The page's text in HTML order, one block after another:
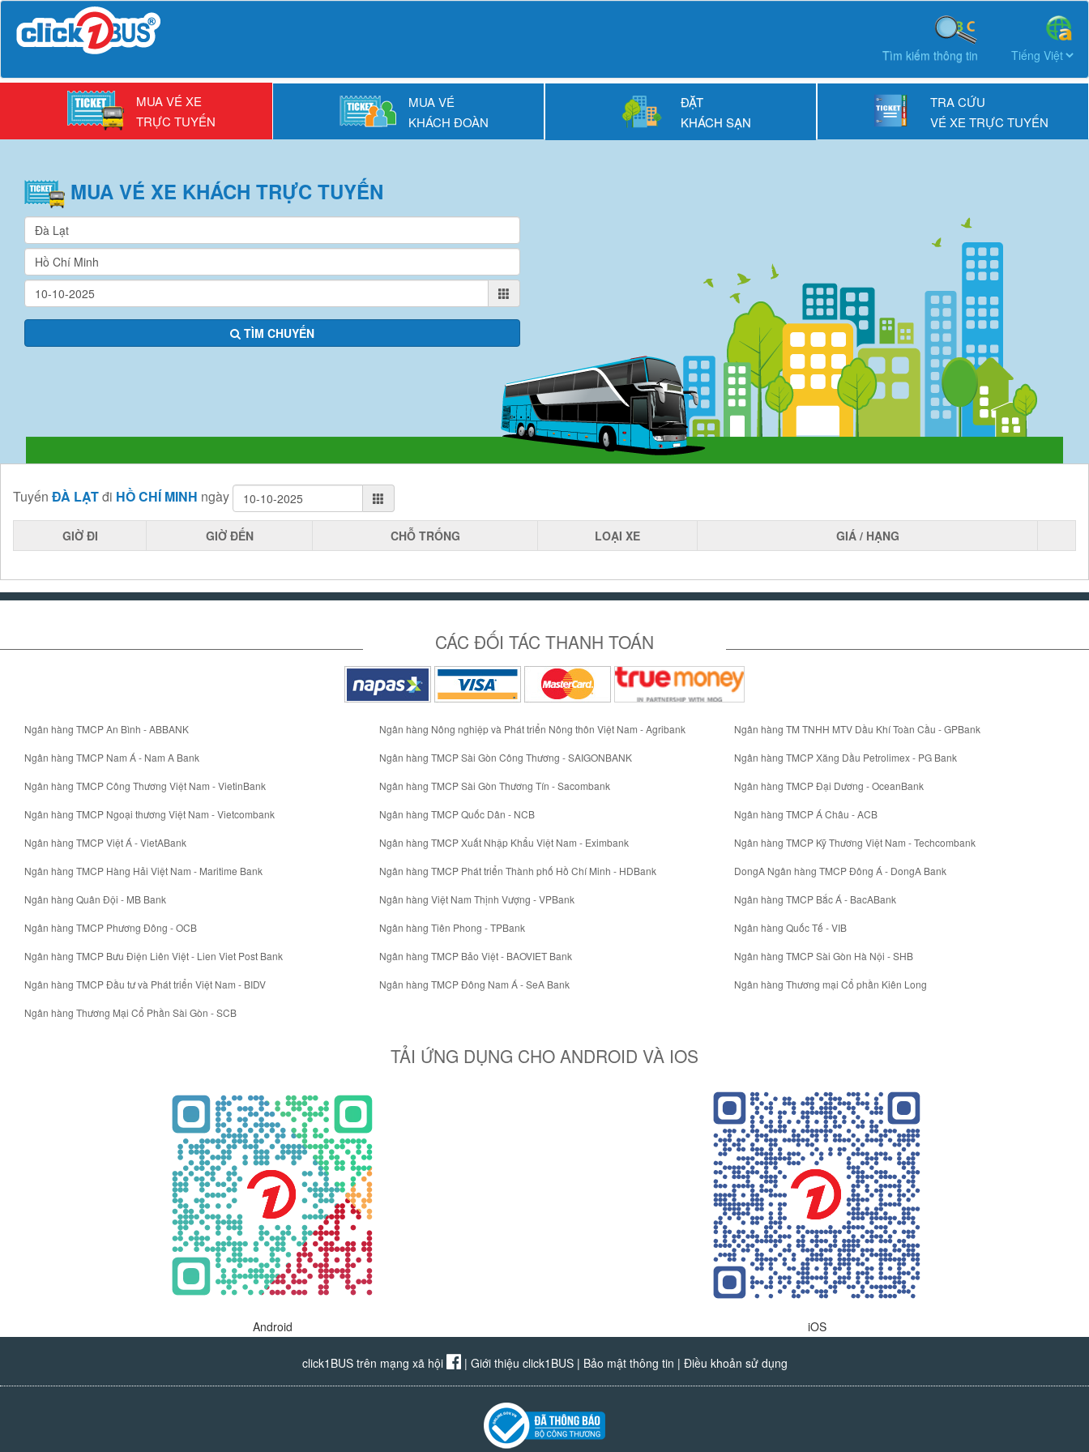
Tìm kiếm thông tin
MUA VÉ XE
TRỰC TUYẾN
MUA VÉ
KHÁCH ĐOÀN
ĐẶT
KHÁCH SẠN
TRA CỨU
VÉ XE TRỰC TUYẾN
MUA VÉ XE KHÁCH TRỰC TUYẾN
TÌM CHUYẾN
Tuyến ĐÀ LẠTđi HỒ CHÍ MINH ngày
GIỜ ĐI GIỜ ĐẾN CHỖ TRỐNG LOẠI XE GIÁ / HẠNG
CÁC ĐỐI TÁC THANH TOÁN
Ngân hàng TMCP An Bình - ABBANK
Ngân hàng TMCP Nam Á - Nam A Bank
Ngân hàng TMCP Công Thương Việt Nam - VietinBank
Ngân hàng TMCP Ngoại thương Việt Nam - Vietcombank
Ngân hàng TMCP Việt Á - VietABank
Ngân hàng TMCP Hàng Hải Việt Nam - Maritime Bank
Ngân hàng Quân Đội - MB Bank
Ngân hàng TMCP Phương Đông - OCB
Ngân hàng TMCP Bưu Điện Liên Việt - Lien Viet Post Bank
Ngân hàng TMCP Đầu tư và Phát triển Việt Nam - BIDV
Ngân hàng Thương Mại Cổ Phần Sài Gòn - SCB
Ngân hàng Nông nghiệp và Phát triển Nông thôn Việt Nam - Agribank
Ngân hàng TMCP Sài Gòn Công Thương - SAIGONBANK
Ngân hàng TMCP Sài Gòn Thương Tín - Sacombank
Ngân hàng TMCP Quốc Dân - NCB
Ngân hàng TMCP Xuất Nhập Khẩu Việt Nam - Eximbank
Ngân hàng TMCP Phát triển Thành phố Hồ Chí Minh - HDBank
Ngân hàng Việt Nam Thịnh Vượng - VPBank
Ngân hàng Tiên Phong - TPBank
Ngân hàng TMCP Bảo Việt - BAOVIET Bank
Ngân hàng TMCP Đông Nam Á - SeA Bank
Ngân hàng TM TNHH MTV Dầu Khí Toàn Cầu - GPBank
Ngân hàng TMCP Xăng Dầu Petrolimex - PG Bank
Ngân hàng TMCP Đại Dương - OceanBank
Ngân hàng TMCP Á Châu - ACB
Ngân hàng TMCP Kỹ Thương Việt Nam - Techcombank
DongA Ngân hàng TMCP Đông Á - DongA Bank
Ngân hàng TMCP Bắc Á - BacABank
Ngân hàng Quốc Tế - VIB
Ngân hàng TMCP Sài Gòn Hà Nội - SHB
Ngân hàng Thương mại Cổ phần Kiên Long
TẢI ỨNG DỤNG CHO ANDROID VÀ IOS
Android iOS
click1BUS trên mạng xã hội | Giới thiệu click1BUS| Bảo mật thông tin | Điều khoản sử dụng